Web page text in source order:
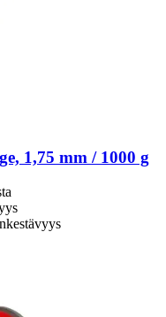
1,75 mm / 1000 g